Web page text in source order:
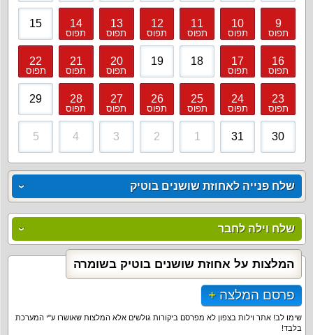
9
תפוס
10
תפוס
11
תפוס
12
תפוס
13
תפוס
14
תפוס
15
16
תפוס
17
תפוס
18
19
20
תפוס
21
תפוס
22
תפוס
23
תפוס
24
תפוס
25
תפוס
26
תפוס
27
תפוס
28
תפוס
29
30
31
1
2
3
4
5
שלח פנייה לאחוזת שושנים בוטיק
שלח וילה לחבר
פרסם המלצה
המלצות על אחוזת שושנים בוטיק בשומרה
שימו לב! אתר וילות בצפון לא מפרסם ביקורות גולשים אלא המלצות שאושרו ע"י המערכת
בלבד!